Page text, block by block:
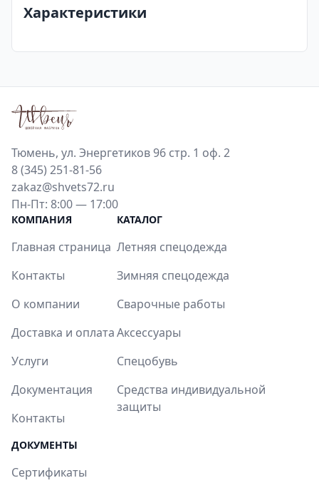
Характеристики
Тюмень, ул. Энергетиков 96 стр. 1 оф. 2
8 (345) 251-81-56
zakaz@shvets72.ru
Пн-Пт: 8:00 — 17:00
КОМПАНИЯ
Главная страница
Контакты
О компании
Доставка и оплата
Услуги
Документация
Контакты
КАТАЛОГ
Летняя спецодежда
Зимняя спецодежда
Сварочные работы
Аксессуары
Спецобувь
Средства индивидуальной
защиты
ДОКУМЕНТЫ
Сертификаты